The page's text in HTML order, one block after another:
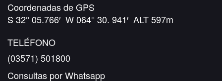
Coordenadas de GPS
S 32° 05.766′ W 064° 30. 941′ ALT 597m
TELÉFONO
(03571) 501800
Consultas por Whatsapp